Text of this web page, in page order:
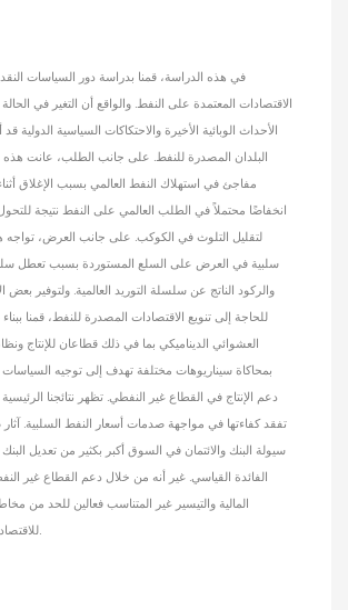
في هذه الدراسة، قمنا بدراسة دور السياسات
الاقتصادات المعتمدة على النفط. والواقع أن التغير في
الأحداث الوبائية الأخيرة والاحتكاكات السياسية الدولية
البلدان المصدرة للنفط. على جانب الطلب، عانت هذه
مفاجئ في استهلاك النفط العالمي بسبب الإغلاق أثناء
انخفاضًا محتملاً في الطلب العالمي على النفط نتيجة للتحول
لتقليل التلوث في الكوكب. على جانب العرض، تواجه
سلبية في العرض على السلع المستوردة بسبب تعطل
والركود الناتج عن سلسلة التوريد العالمية. ولتوفير بعض
للحاجة إلى تنويع الاقتصادات المصدرة للنفط، قمنا
العشوائي الديناميكي بما في ذلك قطاعان للإنتاج
بمحاكاة سيناريوهات مختلفة تهدف إلى توجيه السياسات
دعم الإنتاج في القطاع غير النفطي. تظهر نتائجنا
تفقد كفاءتها في مواجهة صدمات أسعار النفط السلبية.
سيولة البنك والائتمان في السوق أكبر بكثير من تعديل
الفائدة القياسي. غير أنه من خلال دعم القطاع غير
المالية والتيسير غير المتناسب فعالين للحد من